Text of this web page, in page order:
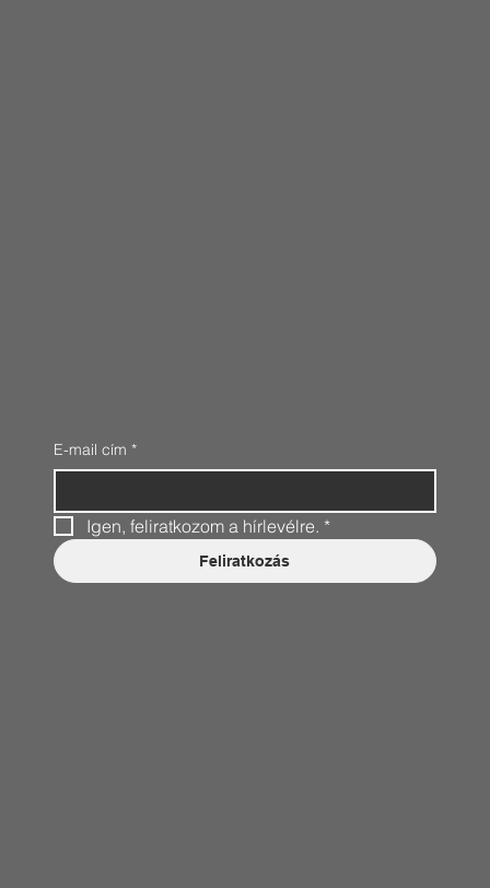
E-mail cím *
Igen, feliratkozom a hírlevélre. *
Feliratkozás